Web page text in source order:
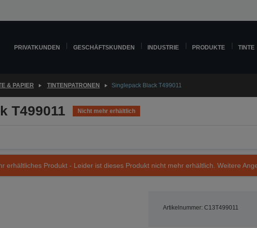
PRIVATKUNDEN GESCHÄFTSKUNDEN INDUSTRIE PRODUKTE TINTE
& PAPIER TINTENPATRONEN Singlepack Black T499011
T499011 Nicht mehr erhältlich
erhältliches Produkt - Leider ist dieses Produkt nicht mehr erhältlich. Weitere
Artikelnummer: C13T499011